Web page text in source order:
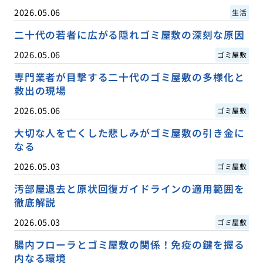
2026.05.06 生活
二十代の若者に広がる隠れゴミ屋敷の深刻な原因
2026.05.06 ゴミ屋敷
専門業者が目撃する二十代のゴミ屋敷の多様化と
救出の現場
2026.05.06 ゴミ屋敷
大切な人を亡くした悲しみがゴミ屋敷の引き金に
なる
2026.05.03 ゴミ屋敷
汚部屋退去と原状回復ガイドラインの適用範囲を
徹底解説
2026.05.03 ゴミ屋敷
腸内フローラとゴミ屋敷の関係！免疫の鍵を握る
内なる環境